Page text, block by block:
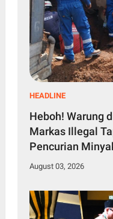
HEADLINE
Heboh! Warung
Markas Illegal
Pencurian
Diketahui
August 03, 2026